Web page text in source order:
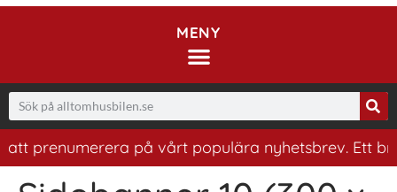
MENY
prenumerera på vårt populära nyhetsbrev. Ett